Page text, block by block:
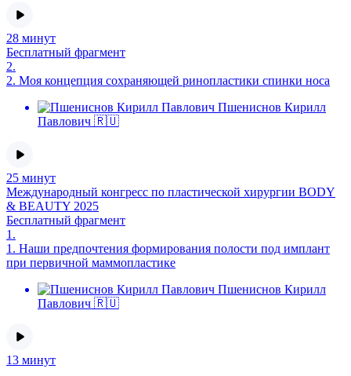
28 минут
Бесплатный фрагмент
2.
2. Моя концепция сохраняющей ринопластики спинки носа
Пшениснов Кирилл
Павлович 🇷🇺
25 минут
Международный конгресс по пластической хирургии BODY
& BEAUTY 2025
Бесплатный фрагмент
1.
1. Наши предпочтения формирования полости под имплант
при первичной маммопластике
Пшениснов Кирилл
Павлович 🇷🇺
13 минут